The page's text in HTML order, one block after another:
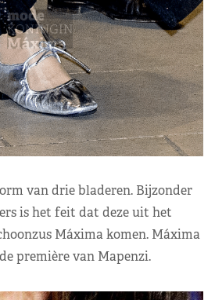
van drie bladeren. Bijzonder
is het feit dat deze uit het
Máxima komen. Máxima
première van Mapenzi.